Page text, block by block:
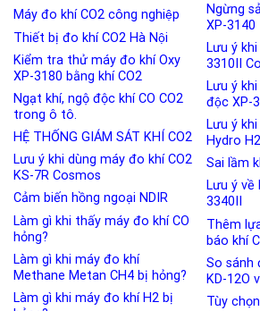
Máy đo khí CO2 công nghiệp
Thiết bị đo khí CO2 Hà Nội
Kiểm tra thử máy đo khí Oxy
XP-3180 bằng khí CO2
Ngạt khí, ngộ độc khí CO CO2
trong ô tô.
HỆ THỐNG GIÁM SÁT KHÍ CO2
Lưu ý khi dùng máy đo khí CO2
KS-7R Cosmos
Cảm biến hồng ngoại NDIR
Làm gì khi thấy máy đo khí CO
hỏng?
Làm gì khi máy đo khí
Methane Metan CH4 bị hỏng?
Làm gì khi máy đo khí H2 bị
Ngừng
XP-3140
Lưu ý
3310II
Lưu ý
độc XP-
Lưu ý
Hydro
Sai lầm
Lưu ý về
3340II
Thêm
báo khí
So sánh
KD-12O
Tùy